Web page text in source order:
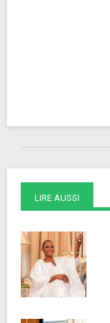
LIRE AUSSI